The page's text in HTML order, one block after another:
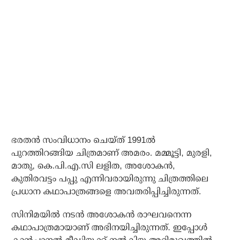
ഭരതന്‍ സംവിധാനം ചെയ്ത് 1991ല്‍
പുറത്തിറങ്ങിയ ചിത്രമാണ് അമരം. മമ്മൂട്ടി, മുരളി,
മാതു, കെ.പി.എ.സി ലളിത, അശോകന്‍,
കുതിരവട്ടം പപ്പു എന്നിവരായിരുന്നു ചിത്രത്തിലെ
പ്രധാന കഥാപാത്രങ്ങളെ അവതരിപ്പിച്ചിരുന്നത്.
സിനിമയില്‍ നടന്‍ അശോകന്‍ രാഘവനെന്ന
കഥാപാത്രമായാണ് അഭിനയിച്ചിരുന്നത്. ഇപ്പോള്‍